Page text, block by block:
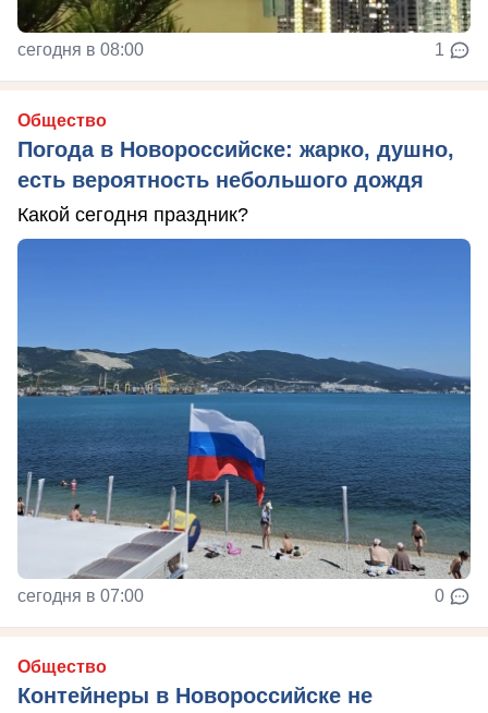
сегодня в 08:00 1
Общество
Погода в Новороссийске: жарко, душно,
есть вероятность небольшого дождя
Какой сегодня праздник?
сегодня в 07:00 0
Общество
Контейнеры в Новороссийске не